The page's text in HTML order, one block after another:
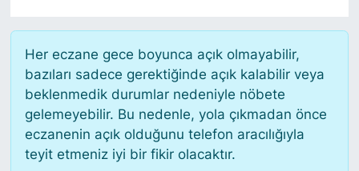
Her eczane gece boyunca açık olmayabilir,
bazıları sadece gerektiğinde açık kalabilir veya
beklenmedik durumlar nedeniyle nöbete
gelemeyebilir. Bu nedenle, yola çıkmadan önce
eczanenin açık olduğunu telefon aracılığıyla
teyit etmeniz iyi bir fikir olacaktır.